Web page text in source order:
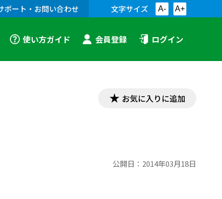
ポート・お問い合わせ 文字サイズ A- A+
使い方ガイド 会員登録 ログイン
お気に入りに追加
公開日： 2014年03月18日